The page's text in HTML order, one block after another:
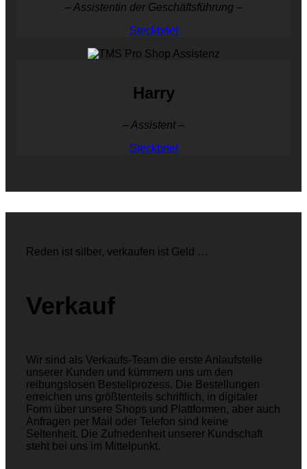
– Assistentin der Geschäftsführung –
Steckbrief
Harry
– Assistent –
Steckbrief
Reden ist silber, verkaufen ist Geld …
Verkauf
Wir sind als Verkaufs-Team die erste Anlaufstelle
unserer Kunden und kümmern uns um den
reibungslosen Bestellprozess. Die Bestellungen
erreichen uns größtenteils schriftlich, in digitaler
Form über unsere Shops und Plattformen, aber auch
Anfragen per Mail oder Telefon sind keine
Seltenheit. Die Zufriedenheit unserer Kundschaft
steht bei uns im Mittelpunkt.